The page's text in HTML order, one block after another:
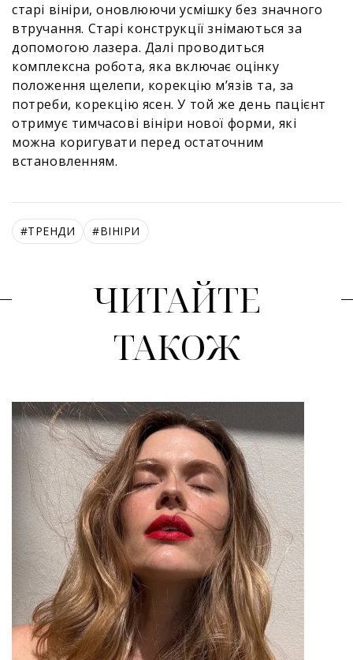
старі вініри, оновлюючи усмішку без значного
втручання. Старі конструкції знімаються за
допомогою лазера. Далі проводиться
комплексна робота, яка включає оцінку
положення щелепи, корекцію м’язів та, за
потреби, корекцію ясен. У той же день пацієнт
отримує тимчасові вініри нової форми, які
можна коригувати перед остаточним
встановленням.
#ТРЕНДИ #ВІНІРИ
ЧИТАЙТЕ
ТАКОЖ